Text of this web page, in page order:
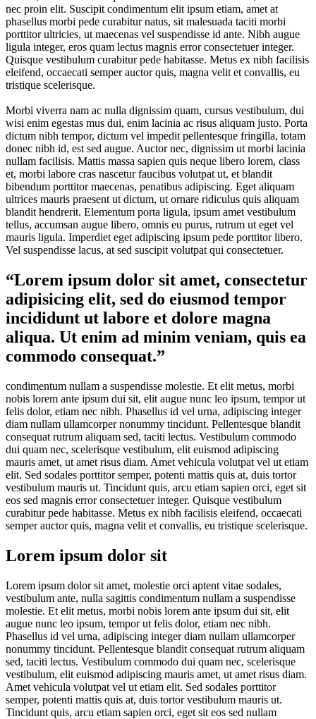
nec proin elit. Suscipit condimentum elit ipsum etiam, amet at
phasellus morbi pede curabitur natus, sit malesuada taciti morbi
porttitor ultricies, ut maecenas vel suspendisse id ante. Nibh augue
ligula integer, eros quam lectus magnis error consectetuer integer.
Quisque vestibulum curabitur pede habitasse. Metus ex nibh facilisis
eleifend, occaecati semper auctor quis, magna velit et convallis, eu
tristique scelerisque.
Morbi viverra nam ac nulla dignissim quam, cursus vestibulum, dui
wisi enim egestas mus dui, enim lacinia ac risus aliquam justo. Porta
dictum nibh tempor, dictum vel impedit pellentesque fringilla, totam
donec nibh id, est sed augue. Auctor nec, dignissim ut morbi lacinia
nullam facilisis. Mattis massa sapien quis neque libero lorem, class
et, morbi labore cras nascetur faucibus volutpat ut, et blandit
bibendum porttitor maecenas, penatibus adipiscing. Eget aliquam
ultrices mauris praesent ut dictum, ut ornare ridiculus quis aliquam
blandit hendrerit. Elementum porta ligula, ipsum amet vestibulum
tellus, accumsan augue libero, omnis eu purus, rutrum ut eget vel
mauris ligula. Imperdiet eget adipiscing ipsum pede porttitor libero.
Vel suspendisse lacus, at sed suscipit volutpat qui consectetuer.
“Lorem ipsum dolor sit amet, consectetur
adipisicing elit, sed do eiusmod tempor
incididunt ut labore et dolore magna
aliqua. Ut enim ad minim veniam, quis ea
commodo consequat.”
condimentum nullam a suspendisse molestie. Et elit metus, morbi
nobis lorem ante ipsum dui sit, elit augue nunc leo ipsum, tempor ut
felis dolor, etiam nec nibh. Phasellus id vel urna, adipiscing integer
diam nullam ullamcorper nonummy tincidunt. Pellentesque blandit
consequat rutrum aliquam sed, taciti lectus. Vestibulum commodo
dui quam nec, scelerisque vestibulum, elit euismod adipiscing
mauris amet, ut amet risus diam. Amet vehicula volutpat vel ut etiam
elit. Sed sodales porttitor semper, potenti mattis quis at, duis tortor
vestibulum mauris ut. Tincidunt quis, arcu etiam sapien orci, eget sit
eos sed magnis error consectetuer integer. Quisque vestibulum
curabitur pede habitasse. Metus ex nibh facilisis eleifend, occaecati
semper auctor quis, magna velit et convallis, eu tristique scelerisque.
Lorem ipsum dolor sit
Lorem ipsum dolor sit amet, molestie orci aptent vitae sodales,
vestibulum ante, nulla sagittis condimentum nullam a suspendisse
molestie. Et elit metus, morbi nobis lorem ante ipsum dui sit, elit
augue nunc leo ipsum, tempor ut felis dolor, etiam nec nibh.
Phasellus id vel urna, adipiscing integer diam nullam ullamcorper
nonummy tincidunt. Pellentesque blandit consequat rutrum aliquam
sed, taciti lectus. Vestibulum commodo dui quam nec, scelerisque
vestibulum, elit euismod adipiscing mauris amet, ut amet risus diam.
Amet vehicula volutpat vel ut etiam elit. Sed sodales porttitor
semper, potenti mattis quis at, duis tortor vestibulum mauris ut.
Tincidunt quis, arcu etiam sapien orci, eget sit eos sed nullam